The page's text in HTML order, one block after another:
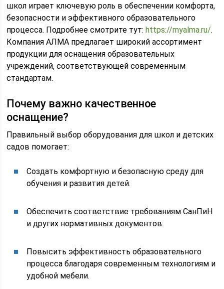
школ играет ключевую роль в обеспечении комфорта,
безопасности и эффективного образовательного
процесса. Подробнее смотрите тут:https://myalma.ru/.
Компания АЛМА предлагает широкий ассортимент
продукции для оснащения образовательных
учреждений, соответствующей современным
стандартам.
Почему важно качественное
оснащение?
Правильный выбор оборудования для школ и детских
садов помогает:
Создать комфортную и безопасную среду для
обучения и развития детей.
Обеспечить соответствие требованиям СанПиН
и других нормативных документов.
Повысить эффективность образовательного
процесса благодаря современным технологиям и
удобной мебели.